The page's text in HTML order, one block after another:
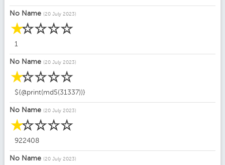
No Name (20 July 2023)
☆
☆
☆
☆
☆
1
No Name (20 July 2023)
☆
☆
☆
☆
☆
${@print(md5(31337))}
No Name (20 July 2023)
☆
☆
☆
☆
☆
922408
No Name (20 July 2023)